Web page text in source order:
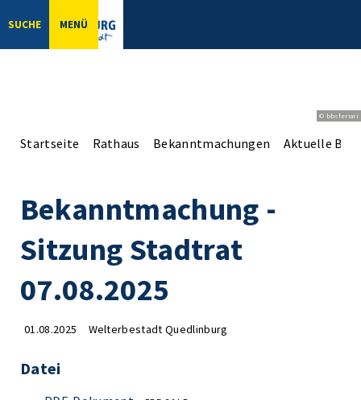
SUCHE MENÜ
© bbsferrari
Startseite Rathaus Bekanntmachungen Aktuelle
Bekanntmachung -
Sitzung Stadtrat
07.08.2025
01.08.2025 Welterbestadt Quedlinburg
Datei